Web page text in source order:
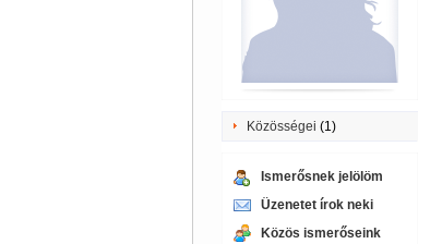
Közösségei (1)
Ismerősnek jelölöm
Üzenetet írok neki
Közös ismerőseink